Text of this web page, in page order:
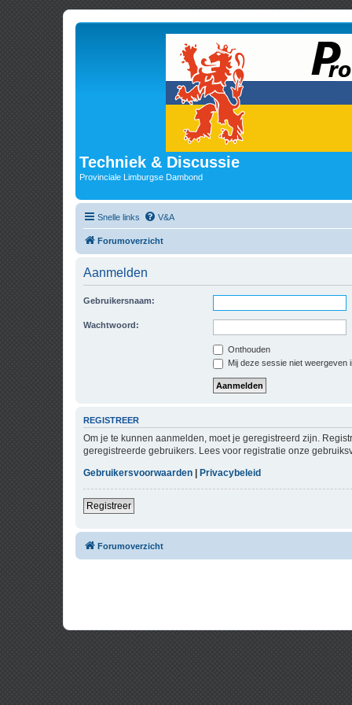
Techniek & Discussie
Provinciale Limburgse Dambond
Snelle links V&A
Forumoverzicht
Aanmelden
Gebruikersnaam:
Wachtwoord:
Onthouden
Mij deze sessie niet weergeven
REGISTREER
Om je te kunnen aanmelden, moet je geregistreerd zijn.
geregistreerde gebruikers. Lees voor registratie onze
Gebruikersvoorwaarden
Privacybeleid
Registreer
Forumoverzicht